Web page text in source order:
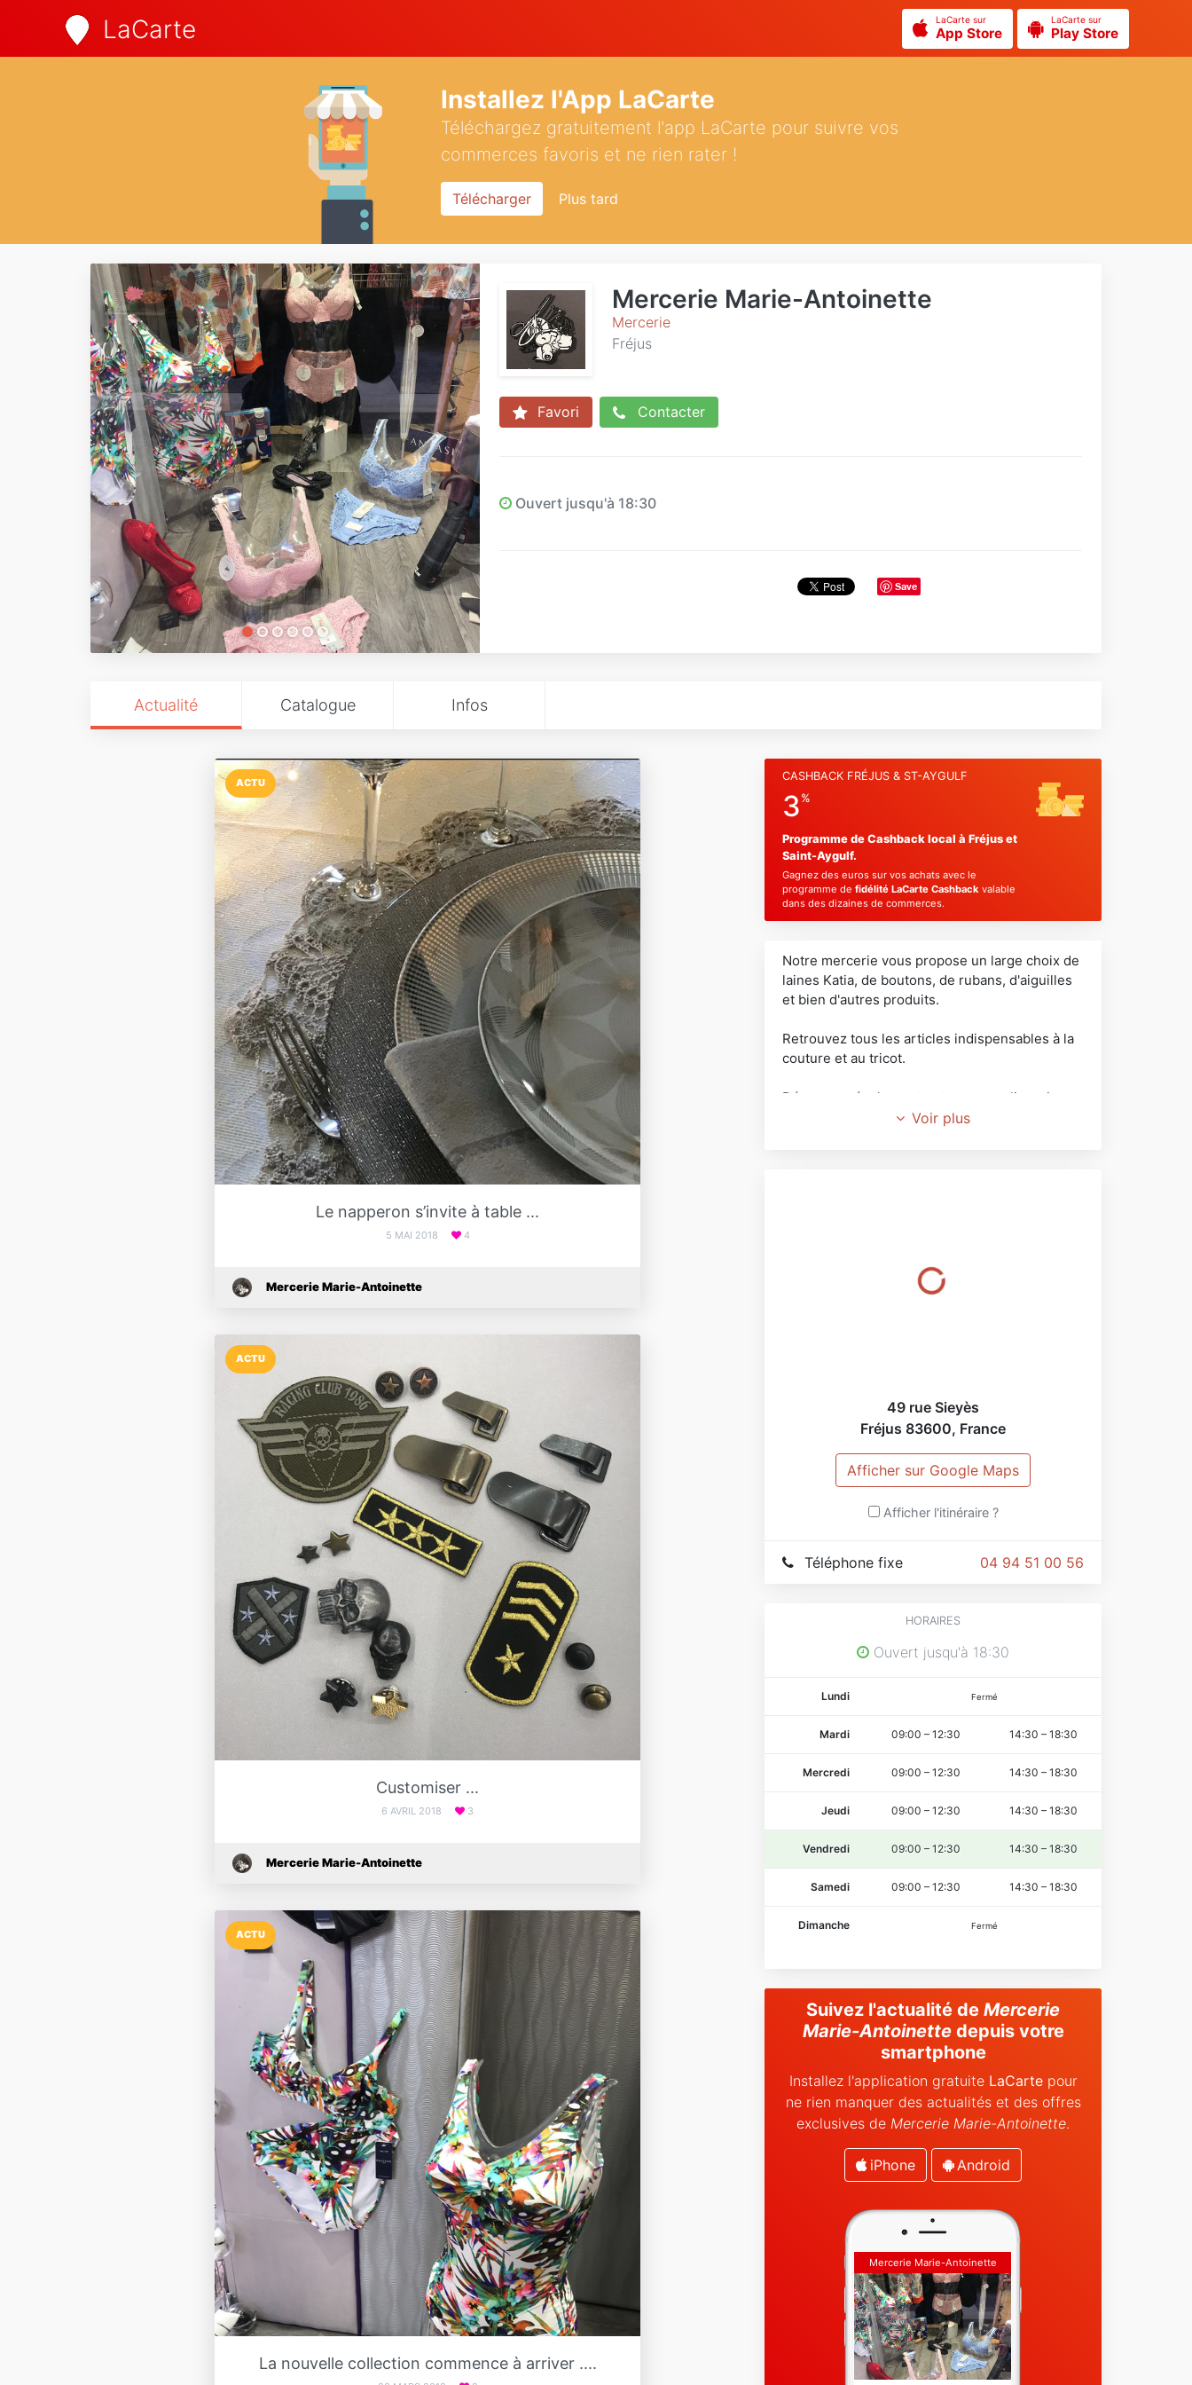
LaCarte LaCarte sur
App Store
LaCarte sur
Play Store
Installez l'App LaCarte
Téléchargez gratuitement l'app LaCarte pour suivre vos
commerces favoris et ne rien rater !
Télécharger Plus tard
Mercerie Marie-Antoinette
Mercerie
Fréjus
Favori Contacter
Ouvert jusqu'à 18:30
Save
Actualité Catalogue Infos
ACTU
Le napperon s’invite à table ...
5 MAI 2018 4
Mercerie Marie-Antoinette
ACTU
Customiser ...
6 AVRIL 2018 3
Mercerie Marie-Antoinette
ACTU
La nouvelle collection commence à arriver ....
CASHBACK FRÉJUS & ST-AYGULF
3 %
Programme de Cashback local à Fréjus et
Saint-Aygulf.
Gagnez des euros sur vos achats avec le
programme de fidélité LaCarte Cashback valable
dans des dizaines de commerces.
Notre mercerie vous propose un large choix de
laines Katia, de boutons, de rubans, d'aiguilles
et bien d'autres produits.
Retrouvez tous les articles indispensables à la
couture et au tricot.
Découvrez également notre espace lingerie,
avec vos marques préférées : Triumph, Playtex,
Baroni, Rose Pomme et Egatex.
Voir plus
49 rue Sieyès
Fréjus 83600, France
Afficher sur Google Maps
Afficher l'itinéraire ?
04 94 51 00 56
Téléphone fixe
HORAIRES
Ouvert jusqu'à 18:30
Lundi Fermé
Mardi 09:00 – 12:30 14:30 – 18:30
Mercredi 09:00 – 12:30 14:30 – 18:30
Jeudi 09:00 – 12:30 14:30 – 18:30
Vendredi 09:00 – 12:30 14:30 – 18:30
Samedi 09:00 – 12:30 14:30 – 18:30
Dimanche Fermé
Suivez l'actualité de Mercerie
Marie-Antoinettedepuis votre
smartphone
Installez l'application gratuite LaCartepour
ne rien manquer des actualités et des offres
exclusives de Mercerie Marie-Antoinette.
iPhone Android
Mercerie Marie-Antoinette